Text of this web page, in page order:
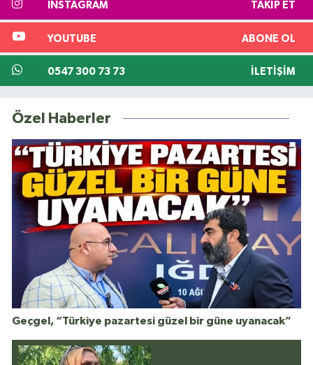
INSTAGRAM TAKIP ET
YOUTUBE ABONE OL
0547 300 73 73 İLETIŞIM
Özel Haberler
Geçgel, “Türkiye pazartesi güzel bir güne uyanacak”